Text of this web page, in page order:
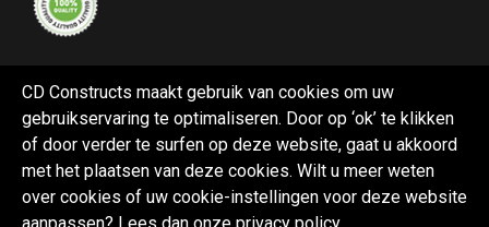
CD Constructs maakt gebruik van cookies om uw
gebruikservaring te optimaliseren. Door op ‘ok’ te klikken
of door verder te surfen op deze website, gaat u akkoord
met het plaatsen van deze cookies. Wilt u meer weten
over cookies of uw cookie-instellingen voor deze website
Referenties Nieuws Vacatures